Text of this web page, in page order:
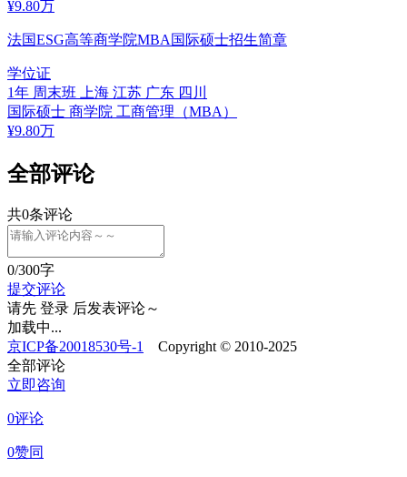
¥9.80万
法国ESG高等商学院MBA国际硕士招生简章
学位证
1年 周末班
上海 江苏 广东 四川
国际硕士 商学院 工商管理（MBA）
¥9.80万
全部评论
共0条评论
0/300字
提交评论
请先 登录 后发表评论～
加载中...
京ICP备20018530号-1 Copyright © 2010-2025
全部评论
立即咨询
0评论
0赞同